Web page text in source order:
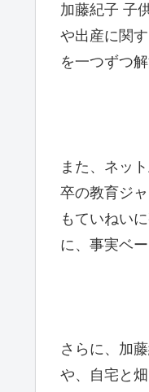
加藤紀子 子
や出産に関
を一つずつ
また、ネッ
卒の教育ジ
もていねい
に、事実ベ
さらに、加
や、自宅と